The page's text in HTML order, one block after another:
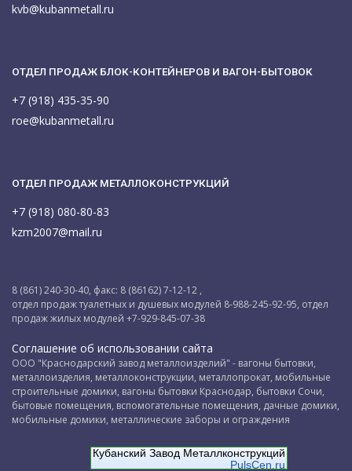
kvb@kubanmetall.ru
ОТДЕЛ ПРОДАЖ БЛОК-КОНТЕЙНЕРОВ И ВАГОН-БЫТОВОК
+7 (918) 435-35-90
roe@kubanmetall.ru
ОТДЕЛ ПРОДАЖ МЕТАЛЛОКОНСТРУКЦИЙ
+7 (918) 080-80-83
kzm2007@mail.ru
8 (861) 240-30-40, факс: 8 (86162) 7-12-12 ,
отдел продаж туалетных и душевых модулей 8-988-245-92-95, отдел
продаж жилых модулей +7-929-845-07-38
Соглашение об использовании сайта
ООО "Краснодарский завод металлоизделий" - вагоны бытовки,
металлоизделия, металлоконструкции, металлопрокат, мобильные
строительные домики, вагоны бытовки Краснодар, бытовки Сочи,
бытовые помещения, вспомогательные помещения, дачные домики,
мобильные домики, металлические заборы и ограждения
Кубанский Завод Металлконструкций
PulsCen.ru